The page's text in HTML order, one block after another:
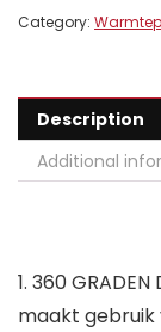
Category:
Description
Additional
1. 360
maakt